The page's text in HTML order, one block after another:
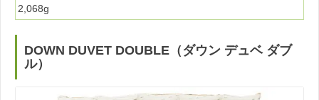
2,068g
DOWN DUVET DOUBLE（ダウン デュベ ダブ
ル）